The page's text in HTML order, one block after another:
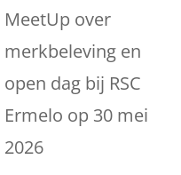
MeetUp over
merkbeleving en
open dag bij RSC
Ermelo op 30 mei
2026